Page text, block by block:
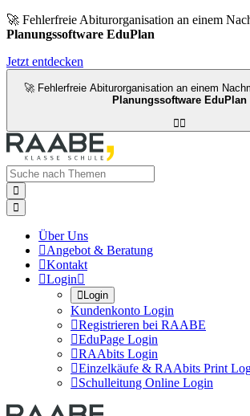
🚀 Fehlerfreie Abiturorganisation an einem
Planungssoftware EduPlan
Jetzt entdecken
🚀 Fehlerfreie Abiturorganisation an einem
Planungssoftware EduPlan



Über Uns
Angebot & Beratung
Kontakt
Login
Login
Kundenkonto Login
Registrieren bei RAABE
EduPage Login
RAAbits Login
Einzelkäufe & RAAbits Print
Schulleitung Online Login